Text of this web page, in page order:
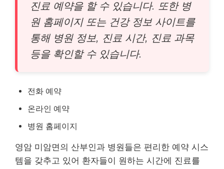
진료 예약을 할 수 있습니다. 또한 병
원 홈페이지 또는 건강 정보 사이트를
통해 병원 정보, 진료 시간, 진료 과목
등을 확인할 수 있습니다.
전화 예약
온라인 예약
병원 홈페이지
영암 미암면의 산부인과 병원들은 편리한 예약 시스
템을 갖추고 있어 환자들이 원하는 시간에 진료를